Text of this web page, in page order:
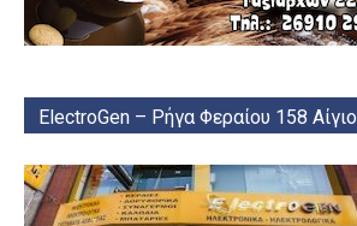
ElectroGen – Ρήγα Φεραίου 158 Αίγιο